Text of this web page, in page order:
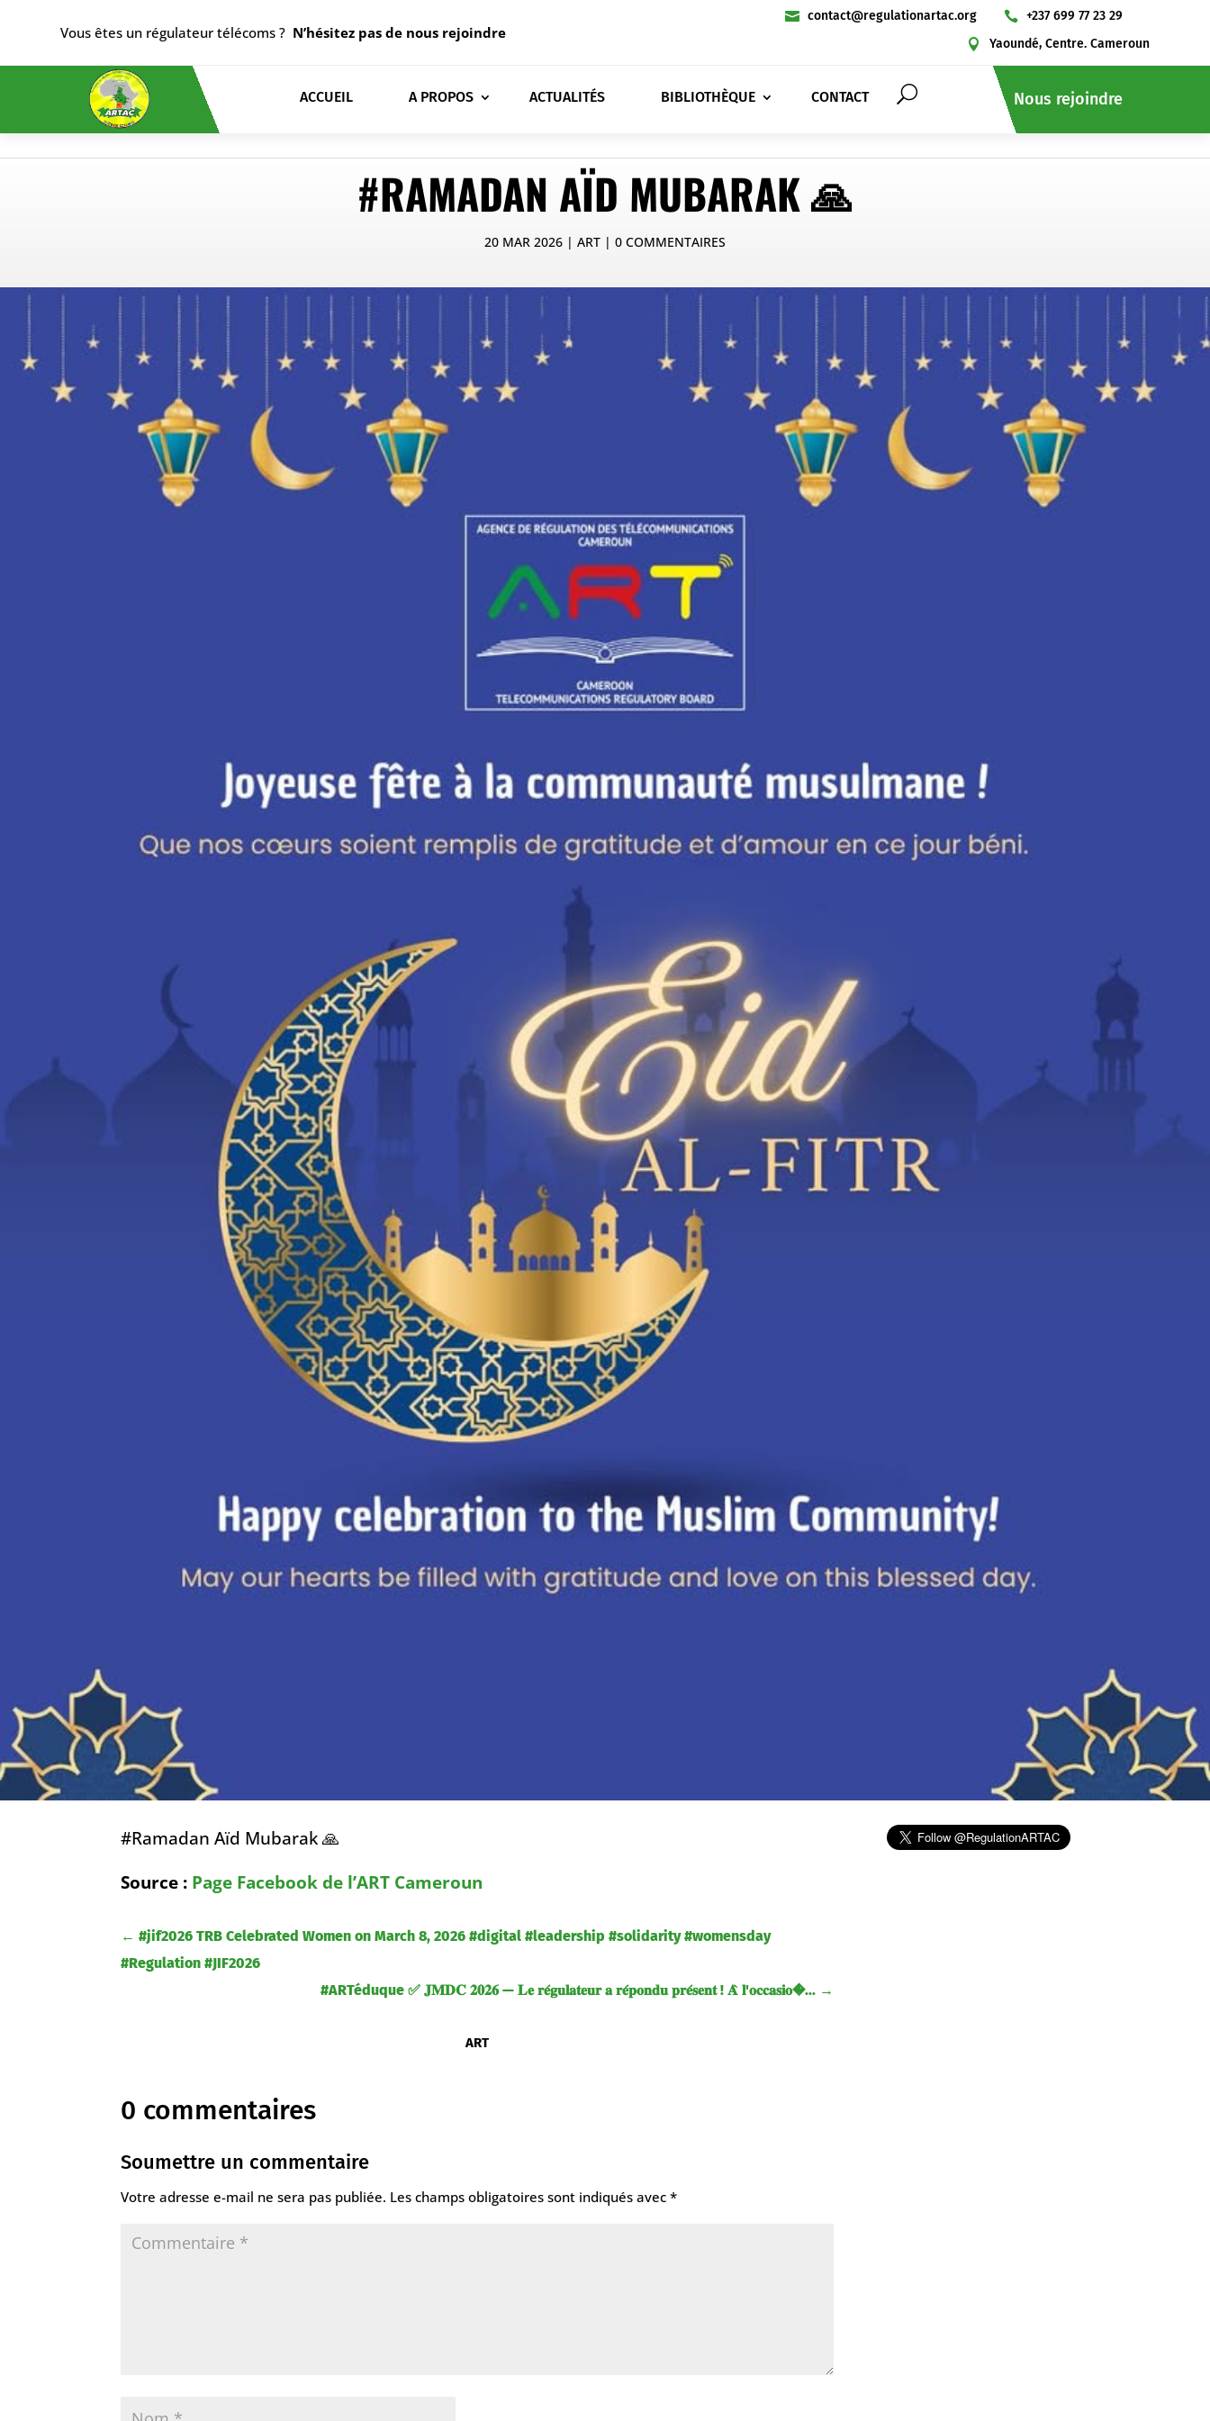
Vous êtes un régulateur télécoms ? N’hésitez pas de nous rejoindre
 contact@regulationartac.org  +237 699 77 23 29
 Yaoundé, Centre. Cameroun
ACCUEIL A PROPOS ACTUALITÉS BIBLIOTHÈQUE CONTACT Nous rejoindre
#RAMADAN AÏD MUBARAK 🙏
20 MAR 2026 ART 0 COMMENTAIRES
#Ramadan Aïd Mubarak 🙏
Source : Page Facebook de l’ART Cameroun
←#jif2026 TRB Celebrated Women on March 8, 2026 #digital #leadership #solidarity #womensday
#Regulation #JIF2026
#ARTéduque ✅ 𝐉𝐌𝐃𝐂 𝟐𝟎𝟐𝟔 — 𝐋𝐞 𝐫𝐞́𝐠𝐮𝐥𝐚𝐭𝐞𝐮𝐫 𝐚 𝐫𝐞́𝐩𝐨𝐧𝐝𝐮 𝐩𝐫𝐞́𝐬𝐞𝐧𝐭 ! 𝐀̀ 𝐥'𝐨𝐜𝐜𝐚𝐬𝐢𝐨�... →
ART
0 commentaires
Soumettre un commentaire
Votre adresse e-mail ne sera pas publiée. Les champs obligatoires sont indiqués avec*